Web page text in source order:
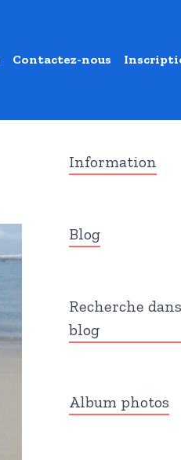
Contactez-nous
Information
Blog
Recherche
blog
Album photos